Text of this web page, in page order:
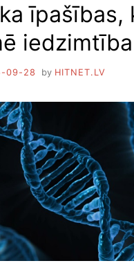
īpašības,
iedzimtība
09-28 by HITNET.LV